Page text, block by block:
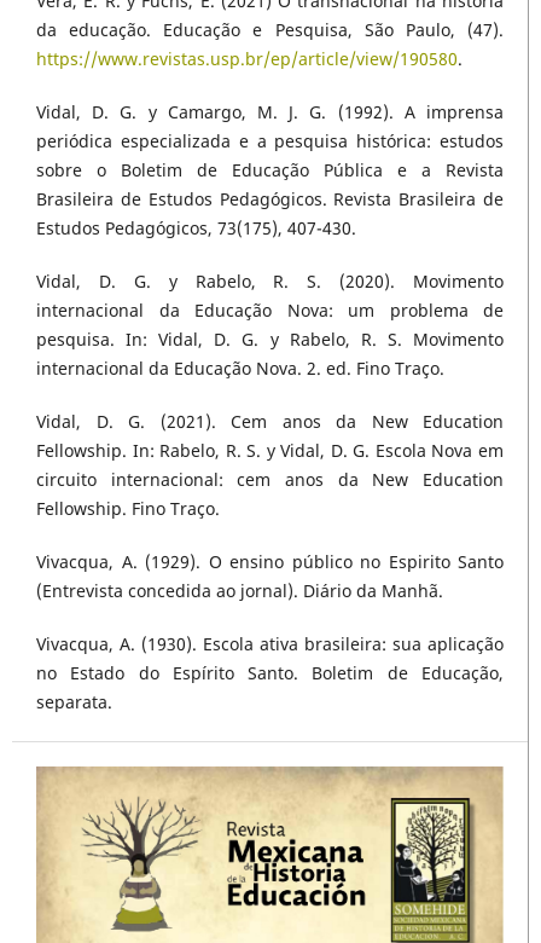
da educação. Educação e Pesquisa, São Paulo, (47).
https://www.revistas.usp.br/ep/article/view/190580.
Vidal, D. G. y Camargo, M. J. G. (1992). A imprensa
periódica especializada e a pesquisa histórica: estudos
sobre o Boletim de Educação Pública e a Revista
Brasileira de Estudos Pedagógicos. Revista Brasileira de
Estudos Pedagógicos, 73(175), 407-430.
Vidal, D. G. y Rabelo, R. S. (2020). Movimento
internacional da Educação Nova: um problema de
pesquisa. In: Vidal, D. G. y Rabelo, R. S. Movimento
internacional da Educação Nova. 2. ed. Fino Traço.
Vidal, D. G. (2021). Cem anos da New Education
Fellowship. In: Rabelo, R. S. y Vidal, D. G. Escola Nova em
circuito internacional: cem anos da New Education
Fellowship. Fino Traço.
Vivacqua, A. (1929). O ensino público no Espirito Santo
(Entrevista concedida ao jornal). Diário da Manhã.
Vivacqua, A. (1930). Escola ativa brasileira: sua aplicação
no Estado do Espírito Santo. Boletim de Educação,
separata.